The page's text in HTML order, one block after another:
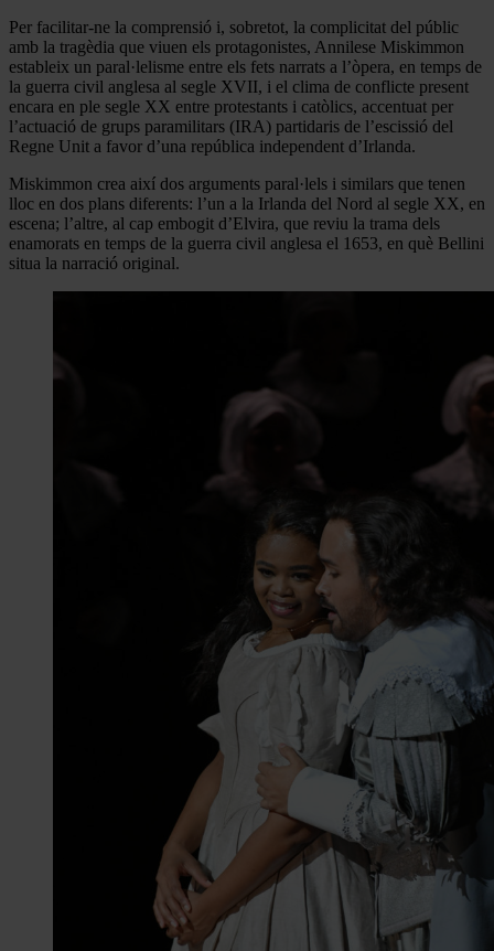
Per facilitar-ne la comprensió i, sobretot, la complicitat del públic
amb la tragèdia que viuen els protagonistes, Annilese Miskimmon
estableix un paral·lelisme entre els fets narrats a l’òpera, en temps de
la guerra civil anglesa al segle XVII, i el clima de conflicte present
encara en ple segle XX entre protestants i catòlics, accentuat per
l’actuació de grups paramilitars (IRA) partidaris de l’escissió del
Regne Unit a favor d’una república independent d’Irlanda.
Miskimmon crea així dos arguments paral·lels i similars que tenen
lloc en dos plans diferents: l’un a la Irlanda del Nord al segle XX, en
escena; l’altre, al cap embogit d’Elvira, que reviu la trama dels
enamorats en temps de la guerra civil anglesa el 1653, en què Bellini
situa la narració original.